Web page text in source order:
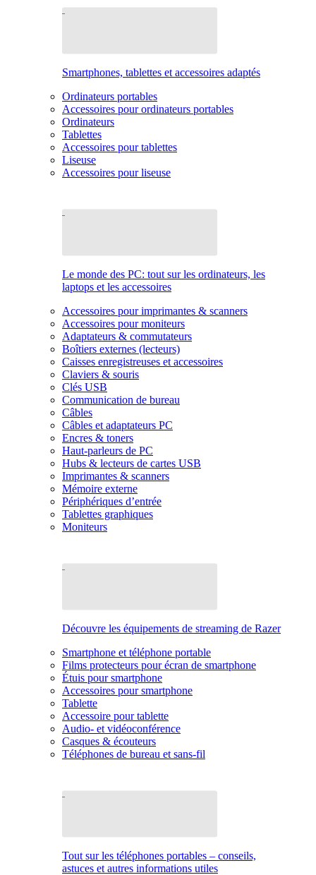
Smartphones, tablettes et accessoires adaptés
Ordinateurs portables
Accessoires pour ordinateurs portables
Ordinateurs
Tablettes
Accessoires pour tablettes
Liseuse
Accessoires pour liseuse
Le monde des PC: tout sur les ordinateurs, les
laptops et les accessoires
Accessoires pour imprimantes & scanners
Accessoires pour moniteurs
Adaptateurs & commutateurs
Boîtiers externes (lecteurs)
Caisses enregistreuses et accessoires
Claviers & souris
Clés USB
Communication de bureau
Câbles
Câbles et adaptateurs PC
Encres & toners
Haut-parleurs de PC
Hubs & lecteurs de cartes USB
Imprimantes & scanners
Mémoire externe
Périphériques d’entrée
Tablettes graphiques
Moniteurs
Découvre les équipements de streaming de Razer
Smartphone et téléphone portable
Films protecteurs pour écran de smartphone
Étuis pour smartphone
Accessoires pour smartphone
Tablette
Accessoire pour tablette
Audio- et vidéoconférence
Casques & écouteurs
Téléphones de bureau et sans-fil
Tout sur les téléphones portables – conseils,
astuces et autres informations utiles